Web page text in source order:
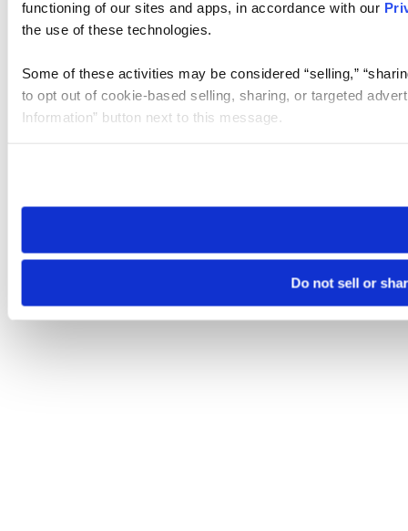
functioning of our sites and apps, in accordance with our
the use of these technologies.
Some of these activities may be considered “selling,”
to opt out of cookie-based selling, sharing, or targeted
Information” button next to this message.
need to be set again.
Do not sell or